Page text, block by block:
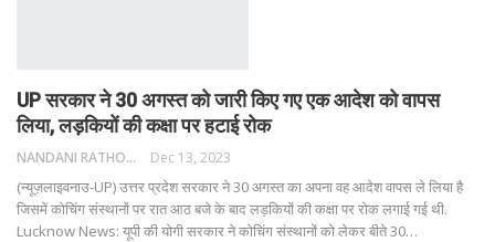
UP सरकार ने 30 अगस्त को जारी किए गए एक आदेश को वापस
लिया, लड़कियों की कक्षा पर हटाई रोक
NANDANI RATHORE Dec 13, 2023
(न्यूज़लाइवनाउ-UP) उत्तर प्रदेश सरकार ने 30 अगस्त का अपना वह आदेश वापस ले लिया है
जिसमें कोचिंग संस्थानों पर रात आठ बजे के बाद लड़कियों की कक्षा पर रोक लगाई गई थी.
Lucknow News: यूपी की योगी सरकार ने कोचिंग संस्थानों को लेकर बीते 30…